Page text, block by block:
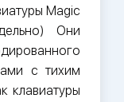
Magic
Они
с тихим
клавиатуры